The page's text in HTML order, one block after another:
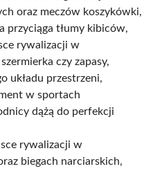
oraz meczów koszykówki,
przyciąga tłumy kibiców,
rywalizacji w
czy zapasy,
układu przestrzeni,
w sportach
dążą do perfekcji
rywalizacji w
biegach narciarskich,